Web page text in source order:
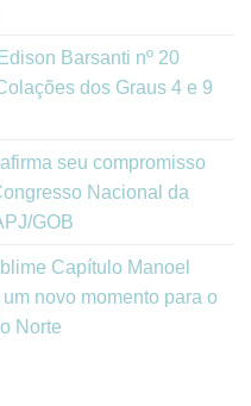
Barsanti nº 20
dos Graus 4 e 9
seu compromisso
Nacional da
GOB
Capítulo Manoel
novo momento para o
Norte